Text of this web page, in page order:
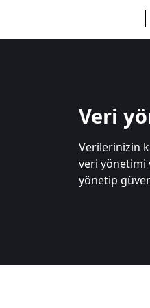
Veri
Verilerinizin
veri yönetimi
yönetip